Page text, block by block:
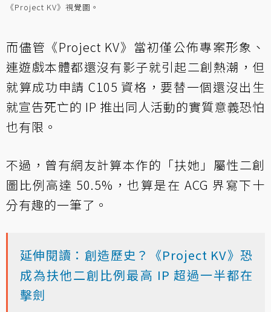
《Project KV》視覺圖。
而儘管《Project KV》當初僅公佈專案形象、
連遊戲本體都還沒有影子就引起二創熱潮，但
就算成功申請 C105 資格，要替一個還沒出生
就宣告死亡的 IP 推出同人活動的實質意義恐怕
也有限。
不過，曾有網友計算本作的「扶她」屬性二創
圖比例高達 50.5%，也算是在 ACG 界寫下十
分有趣的一筆了。
延伸閱讀：創造歷史？《Project KV》恐
成為扶他二創比例最高 IP 超過一半都在
擊劍